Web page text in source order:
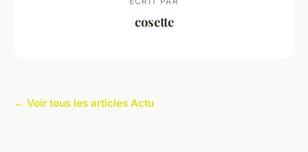
cosette
← Voir tous les articles Actu